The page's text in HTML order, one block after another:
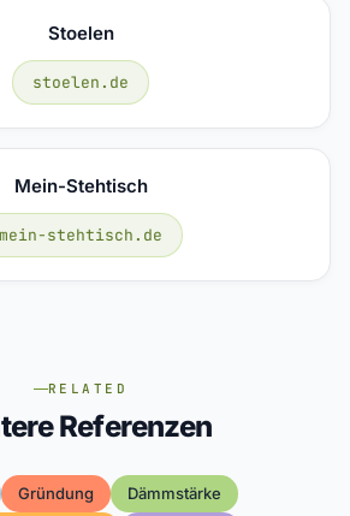
Stoelen
stoelen.de
Mein-Stehtisch
mein-stehtisch.de
RELATED
Referenzen
Gründung Dämmstärke